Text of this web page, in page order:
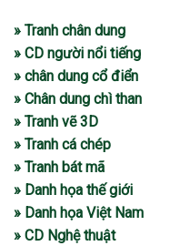
» Tranh chân dung
» CD người nổi tiếng
» chân dung cổ điển
» Chân dung chì than
» Tranh vẽ 3D
» Tranh cá chép
» Tranh bát mã
» Danh họa thế giới
» Danh họa Việt Nam
» CD Nghệ thuật